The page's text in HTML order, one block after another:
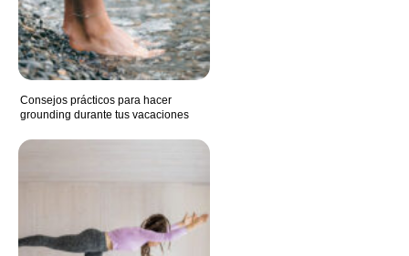
Consejos prácticos para hacer
grounding durante tus vacaciones